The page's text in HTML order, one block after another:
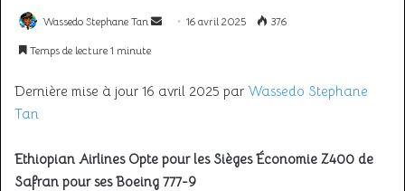
Wassedo Stephane Tan
Envoyer16 avril 2025 376
Temps de lecture 1 minute
Dernière mise à jour 16 avril 2025 par Wassedo Stephane
Tan
Ethiopian Airlines Opte pour les Sièges Économie Z400 de
Safran pour ses Boeing 777-9